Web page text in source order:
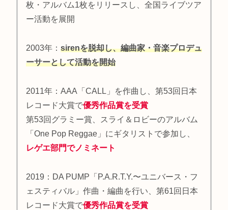
枚・アルバム1枚をリリースし、全国ライブツア
ー活動を展開
2003年： sirenを脱却し、編曲家・音楽プロデュ
ーサーとして活動を開始
2011年：AAA「CALL」を作曲し、第53回日本
レコード大賞で優秀作品賞を受賞
第53回グラミー賞、スライ＆ロビーのアルバム
「One Pop Reggae」にギタリストで参加し、
レゲエ部門でノミネート
2019：DA PUMP「P.A.R.T.Y.〜ユニバース・フ
ェスティバル」作曲・編曲を行い、第61回日本
レコード大賞で優秀作品賞を受賞